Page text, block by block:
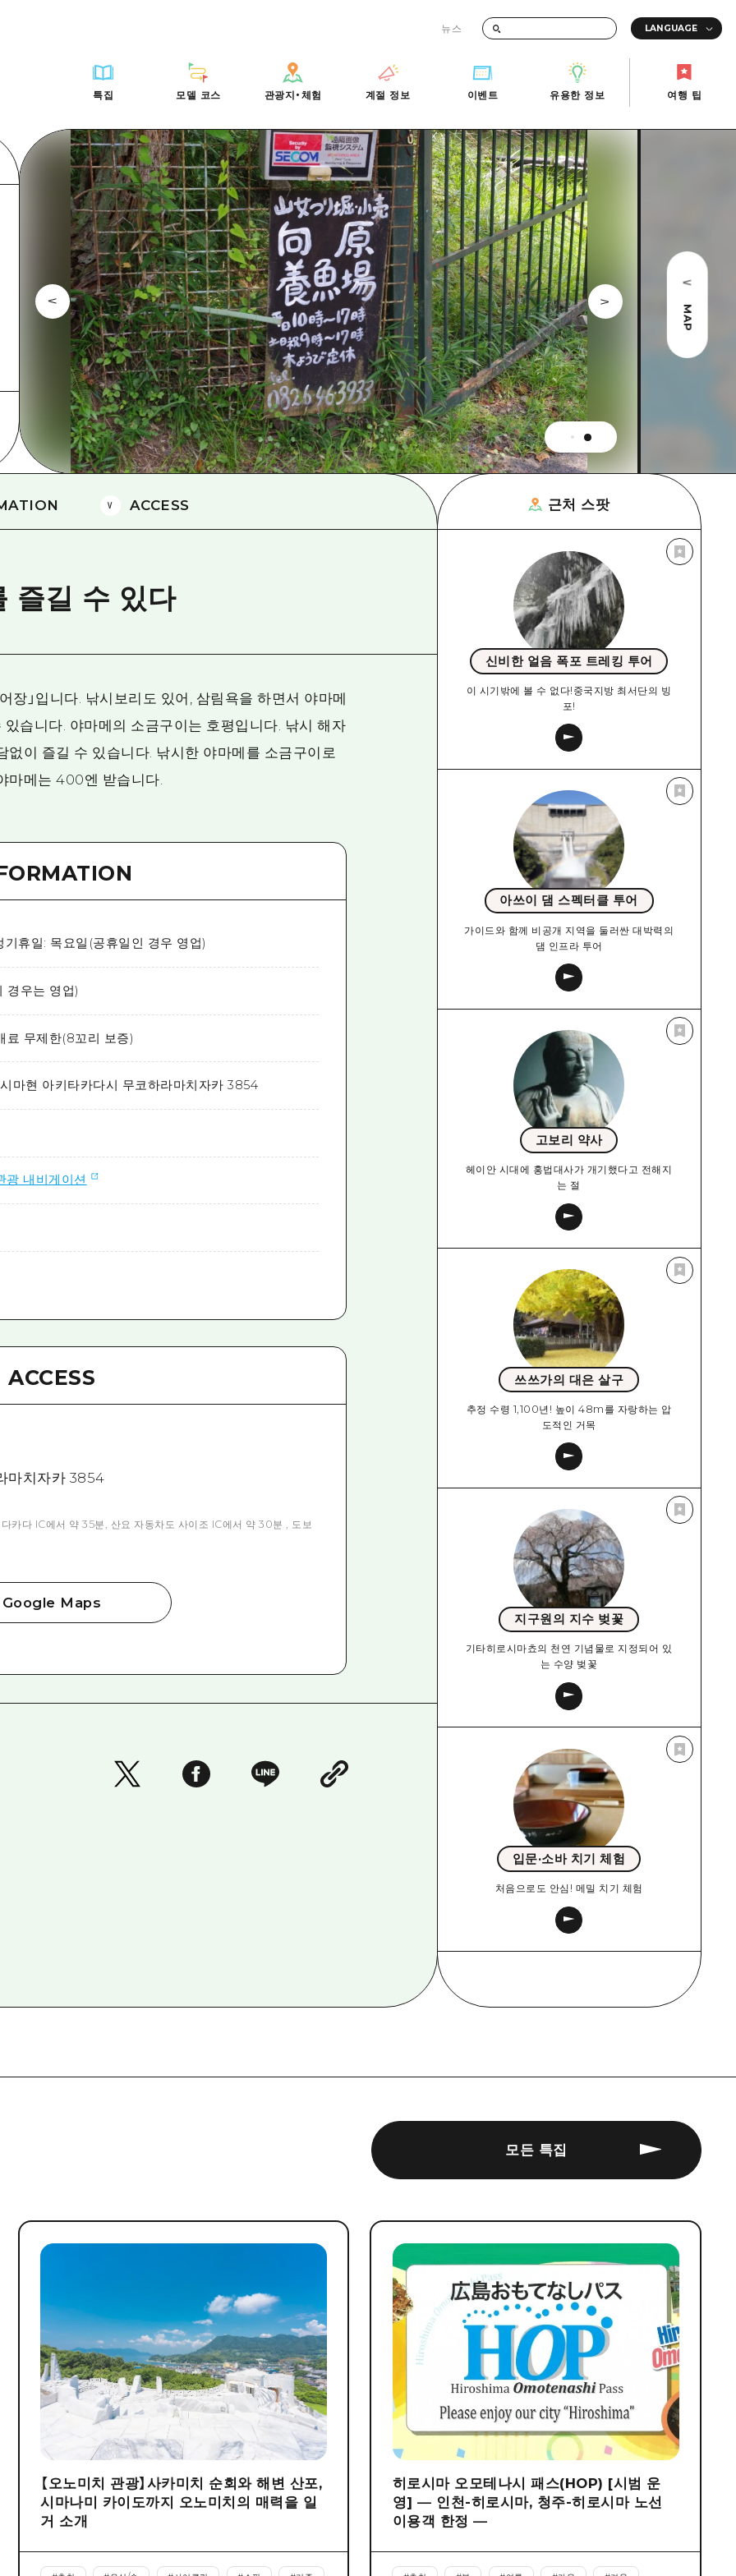
뉴스
특집
사이클링
쇼핑
스포츠
나이트 라이프
세계유산
배움과 체험
기준
역사/문화
치유
자연
모델 코스
Hiroshima 공식 가이드
Moshimo Travel
히로시마시 주변
아키(安芸)
빈고(備後)
비북(備北)
게이호쿠(芸北)
미야지마(宮島) 주변
야마구치(山口)현 동부
빠른 여행
당일치기
반나절
1박 2일
2박 3일
관광지・체험
목록
히로시마시 주변
아키(安芸)
빈고(備後)
비북(備北)
게이호쿠(芸北)
미야지마(宮島) 주변
야마구치(山口)현 동부
에히메(愛媛)현
시마네(島根)현
계절 정보
이벤트
유용한 정보
보조 트래픽 요약
시설 혼잡 상황
히로시마 OMOTENASHI 패스
수하물 보관 및 배송 서비스
HIROSHIMA FREE Wi-Fi
외국인 여행자용 거리 관광안내소
자원봉사 가이드
히로시마현내 매력을 동영상으로 소개!
자주 묻는 질문
사진 다운로드
재해가 발생했을 때의 교통 정보
관광 안내 책자
여행 팁
세계유산
기준
역사/문화
자연
Travel
아키(安芸)
빈고(備後)
게이호쿠(芸北)
미야지마(宮島) 주변
야마구치(山口)현 동부
반나절
2박 3일
히로시마시 주변
아키(安芸)
비북(備北)
게이호쿠(芸北)
미야지마(宮島) 주변
야마구치(山口)현 동부
에히메(愛媛)현
시마네(島根)현
외국인 여행자용 거리 관광안내소
자원봉사 가이드
자주 묻는 질문
재해가 발생했을 때의 교통 정보
관광 안내 책자
MAP
ACCESS
즐길 수 있다
장」입니다. 낚시보리도 있어, 삼림욕을 하면서 야마메
습니다. 야마메의 소금구이는 호평입니다. 낚시 해자
이 즐길 수 있습니다. 낚시한 야마메를 소금구이로
마메는 400엔 받습니다.
휴일: 목요일(공휴일인 경우 영업)
경우는 영업)
료 무제한(8꼬리 보증)
마현 아키타카다시 무코하라마치자카 3854
광 내비게이션
ACCESS
마치자카 3854
카다 IC에서 약 35분, 산요 자동차도 사이조 IC에서 약 30분 , 도보
Google Maps
근처 스팟
신비한 얼음 폭포 트레킹 투어
이 시기밖에 볼 수 없다!중국지방 최서단의 빙
포!
아쓰이 댐 스펙터클 투어
가이드와 함께 비공개 지역을 둘러싼 대박력의
댐 인프라 투어
고보리 약사
헤이안 시대에 홍법대사가 개기했다고 전해지
는 절
쓰쓰가의 대은 살구
추정 수령 1,100년! 높이 48m를 자랑하는 압
도적인 거목
지구원의 지수 벚꽃
기타히로시마쵸의 천연 기념물로 지정되어 있
는 수양 벚꽃
입문·소바 치기 체험
처음으로도 안심! 메밀 치기 체험
모든 특집
【오노미치 관광】사카미치 순회와 해변 산포,
시마나미 카이도까지 오노미치의 매력을 일
거 소개
히로시마 오모테나시 패스(HOP) [시범 운
영] ― 인천-히로시마, 청주-히로시마 노선
이용객 한정 ―